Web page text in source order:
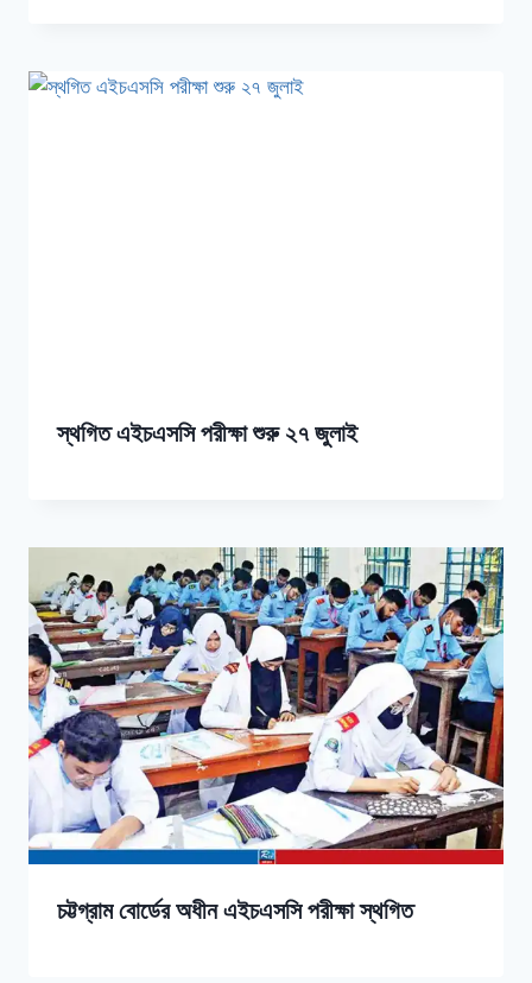
স্থগিত এইচএসসি পরীক্ষা শুরু ২৭ জুলাই
চট্টগ্রাম বোর্ডের অধীন এইচএসসি পরীক্ষা স্থগিত